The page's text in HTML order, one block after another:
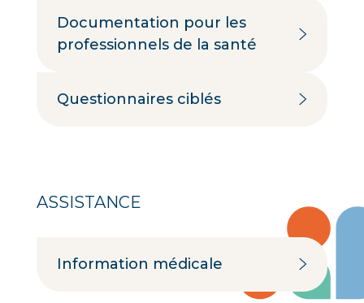
Documentation pour les
professionnels de la santé
Questionnaires ciblés
ASSISTANCE
Information médicale